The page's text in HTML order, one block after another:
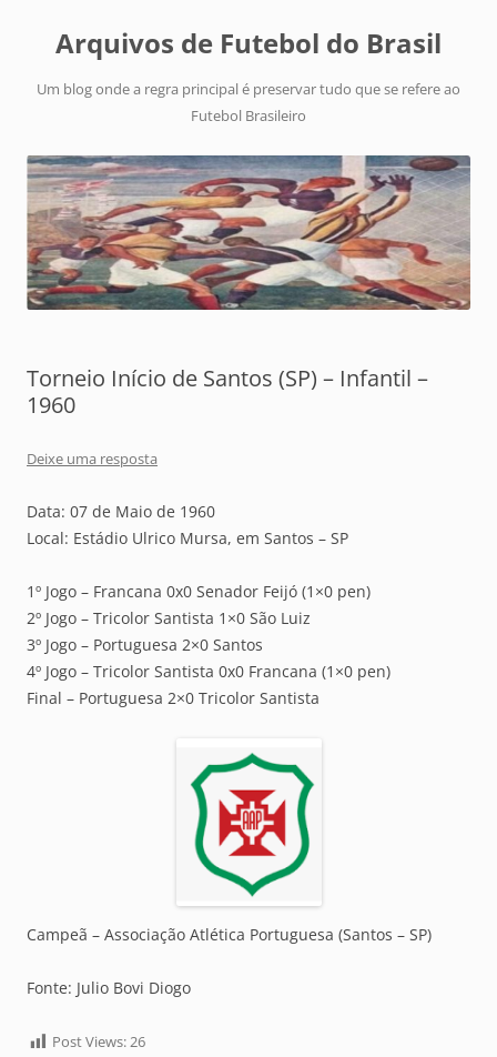
Arquivos de Futebol do Brasil
Um blog onde a regra principal é preservar tudo que se refere ao
Futebol Brasileiro
Torneio Início de Santos (SP) – Infantil –
1960
Deixe uma resposta
Data: 07 de Maio de 1960
Local: Estádio Ulrico Mursa, em Santos – SP
1º Jogo – Francana 0x0 Senador Feijó (1×0 pen)
2º Jogo – Tricolor Santista 1×0 São Luiz
3º Jogo – Portuguesa 2×0 Santos
4º Jogo – Tricolor Santista 0x0 Francana (1×0 pen)
Final – Portuguesa 2×0 Tricolor Santista
Campeã – Associação Atlética Portuguesa (Santos – SP)
Fonte: Julio Bovi Diogo
Post Views:26